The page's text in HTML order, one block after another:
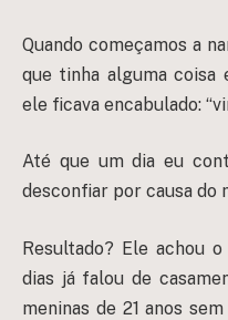
Quando começamos a
que tinha alguma coisa
ele ficava encabulado:
Até que um dia eu
desconfiar por causa do
Resultado? Ele achou
dias já falou de
meninas de 21 anos